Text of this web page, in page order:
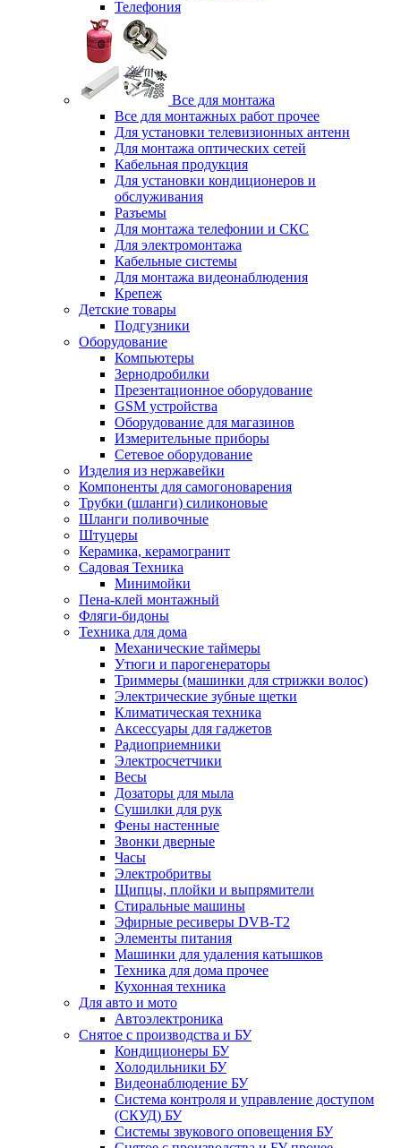
Телефония
Все для монтажа
Все для монтажных работ прочее
Для установки телевизионных антенн
Для монтажа оптических сетей
Кабельная продукция
Для установки кондиционеров и
обслуживания
Разъемы
Для монтажа телефонии и СКС
Для электромонтажа
Кабельные системы
Для монтажа видеонаблюдения
Крепеж
Детские товары
Подгузники
Оборудование
Компьютеры
Зернодробилки
Презентационное оборудование
GSM устройства
Оборудование для магазинов
Измерительные приборы
Сетевое оборудование
Изделия из нержавейки
Компоненты для самогоноварения
Трубки (шланги) силиконовые
Шланги поливочные
Штуцеры
Керамика, керамогранит
Садовая Техника
Минимойки
Пена-клей монтажный
Фляги-бидоны
Техника для дома
Механические таймеры
Утюги и парогенераторы
Триммеры (машинки для стрижки волос)
Электрические зубные щетки
Климатическая техника
Аксессуары для гаджетов
Радиоприемники
Электросчетчики
Весы
Дозаторы для мыла
Сушилки для рук
Фены настенные
Звонки дверные
Часы
Электробритвы
Щипцы, плойки и выпрямители
Стиральные машины
Эфирные ресиверы DVB-T2
Элементы питания
Машинки для удаления катышков
Техника для дома прочее
Кухонная техника
Для авто и мото
Автоэлектроника
Снятое с производства и БУ
Кондиционеры БУ
Холодильники БУ
Видеонаблюдение БУ
Система контроля и управление доступом
(СКУД) БУ
Системы звукового оповещения БУ